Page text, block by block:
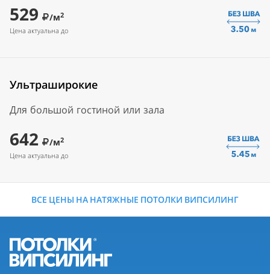
529 /м2
Цена актуальна до
Ультраширокие
Для большой гостиной или зала
642 /м2
Цена актуальна до
ВСЕ ЦЕНЫ НА НАТЯЖНЫЕ ПОТОЛКИ ВИПСИЛИНГ